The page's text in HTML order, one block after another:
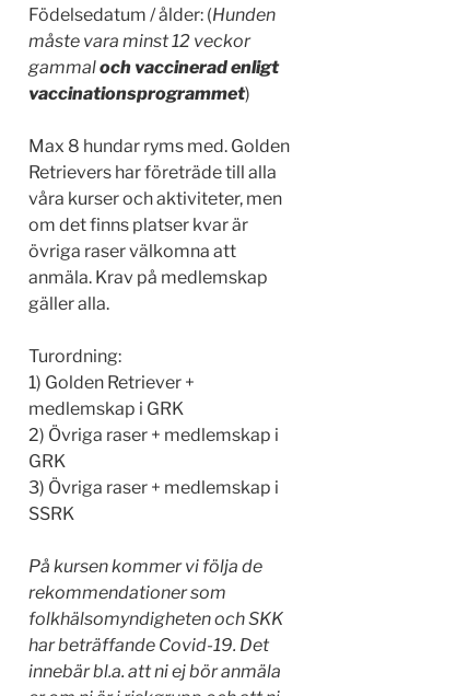
Födelsedatum / ålder: (Hunden
måste vara minst 12 veckor
gammaloch vaccinerad enligt
vaccinationsprogrammet)
Max 8 hundar ryms med. Golden
Retrievers har företräde till alla
våra kurser och aktiviteter, men
om det finns platser kvar är
övriga raser välkomna att
anmäla. Krav på medlemskap
gäller alla.
Turordning:
1) Golden Retriever +
medlemskap i GRK
2) Övriga raser + medlemskap i
GRK
3) Övriga raser + medlemskap i
SSRK
På kursen kommer vi följa de
rekommendationer som
folkhälsomyndigheten och SKK
har beträffande Covid-19. Det
innebär bl.a. att ni ej bör anmäla